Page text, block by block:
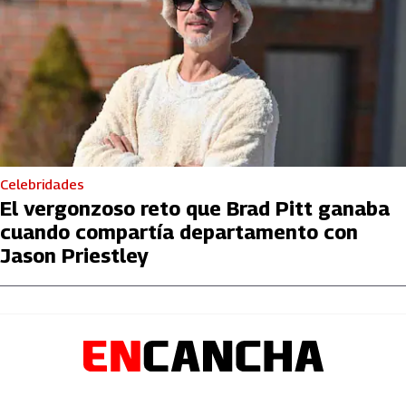
Celebridades
El vergonzoso reto que Brad Pitt ganaba
cuando compartía departamento con
Jason Priestley